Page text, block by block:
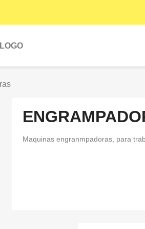
Maquinas engranmpadoras, para